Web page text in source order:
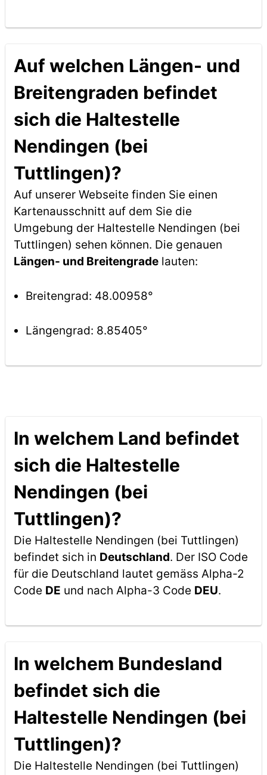
Auf welchen Längen- und
Breitengraden befindet
sich die Haltestelle
Nendingen (bei
Tuttlingen)?
Auf unserer Webseite finden Sie einen
Kartenausschnitt auf dem Sie die
Umgebung der Haltestelle Nendingen (bei
Tuttlingen) sehen können. Die genauen
Längen- und Breitengradelauten:
Breitengrad: 48.00958°
Längengrad: 8.85405°
In welchem Land befindet
sich die Haltestelle
Nendingen (bei
Tuttlingen)?
Die Haltestelle Nendingen (bei Tuttlingen)
befindet sich in Deutschland. Der ISO Code
für die Deutschland lautet gemäss Alpha-2
Code DE und nach Alpha-3 Code DEU.
In welchem Bundesland
befindet sich die
Haltestelle Nendingen (bei
Tuttlingen)?
Die Haltestelle Nendingen (bei Tuttlingen)